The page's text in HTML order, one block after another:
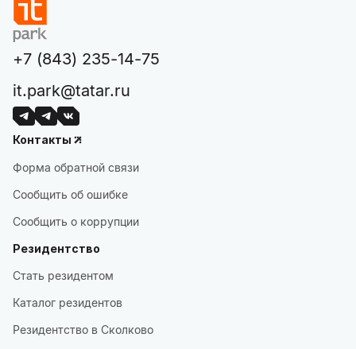
+7 (843) 235-14-75
it.park@tatar.ru
Контакты
Форма обратной связи
Сообщить об ошибке
Сообщить о коррупции
Резидентство
Стать резидентом
Каталог резидентов
Резидентство в Сколково